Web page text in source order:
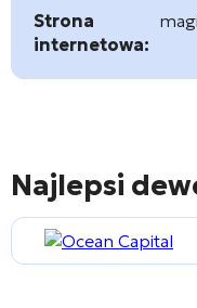
Strona
internetowa:
Najlepsi